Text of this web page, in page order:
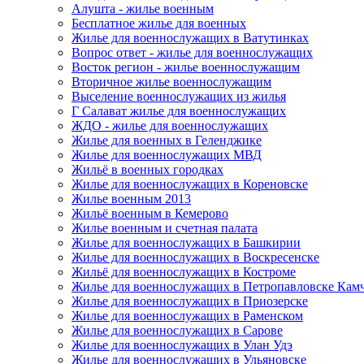
Алушта - жилье военным
Бесплатное жилье для военных
Жилье для военнослужащих в Ватутинках
Вопрос ответ - жилье для военнослужащих
Восток регион - жилье военнослужащим
Вторичное жилье военнослужащим
Выселение военнослужащих из жилья
Г Салават жилье для военнослужащих
ЖДО - жилье для военнослужащих
Жилье для военных в Геленджике
Жилье для военнослужащих МВД
Жильё в военных городках
Жилье для военнослужащих в Кореновске
Жилье военным 2013
Жильё военным в Кемерово
Жилье военным и счетная палата
Жилье для военнослужащих в Башкирии
Жилье для военнослужащих в Воскресенске
Жильё для военнослужащих в Костроме
Жилье для военнослужащих в Петропавловске
Жилье для военнослужащих в Приозерске
Жилье для военнослужащих в Раменском
Жилье для военнослужащих в Сарове
Жилье для военнослужащих в Улан Удэ
Жилье для военнослужащих в Ульяновске